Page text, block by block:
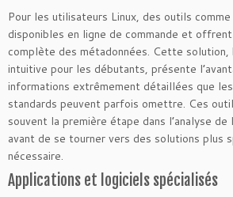
Pour les utilisateurs Linux, des outils
disponibles en ligne de commande et
complète des métadonnées. Cette solution,
intuitive pour les débutants, présente
informations extrêmement détaillées que
standards peuvent parfois omettre. Ces
souvent la première étape dans l’analyse de
avant de se tourner vers des solutions plus
nécessaire.
Applications et logiciels spécialisés